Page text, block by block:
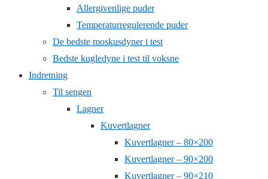
Allergivenlige puder
Temperaturregulerende puder
De bedste moskusdyner i test
Bedste kugledyne i test til voksne
Indretning
Til sengen
Lagner
Kuvertlagner
Kuvertlagner – 80×200
Kuvertlagner – 90×200
Kuvertlagner – 90×210